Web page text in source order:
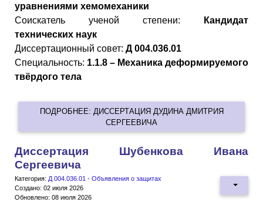
уравнениями хемомеханики
Cоискатель ученой степени: Кандидат
технических наук
Диссертационный совет: Д 004.036.01
Специальность: 1.1.8 – Механика деформируемого
твёрдого тела
ПОДРОБНЕЕ: ДИССЕРТАЦИЯ ДУДИНА ДМИТРИЯ
СЕРГЕЕВИЧА
Диссертация Шубенкова Ивана
Сергеевича
Категория: Д 004.036.01 - Объявления о защитах
Создано: 02 июля 2026
Обновлено: 08 июля 2026